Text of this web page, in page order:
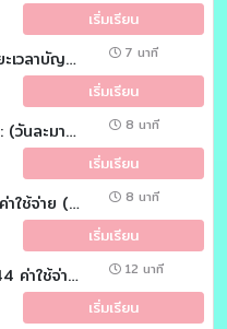
เริ่มเรียน
- EP.22 : รายได้รายจ่ายและรอบระยะเวลาบัญชี : (วันละมาตรา) 7 นาที
เริ่มเรียน
- EP.21 : มาตรา 48 วิธีคำนวนภาษี : (วันละมาตรา) 8 นาที
เริ่มเรียน
- EP.20 : มาตรา 45 - มาตรา 46 ค่าใช้จ่าย (Part 2/2) : (วันละมาตรา) 8 นาที
เริ่มเรียน
- EP.19 : มาตรา 42 ทวิ - มาตรา 44 ค่าใช้จ่าย (Part 1/2) : (วันละมาตรา) 12 นาที
เริ่มเรียน